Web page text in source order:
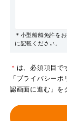
＊小型船舶免許を
に記載ください。
＊ は、必須項目で
「 プライバシーポ
認画面に進む」を